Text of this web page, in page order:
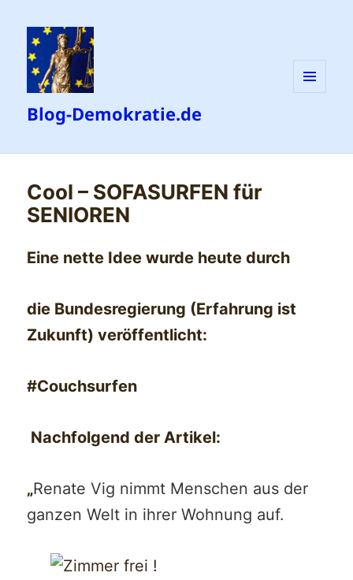
Blog-Demokratie.de
Cool – SOFASURFEN für
SENIOREN
Eine nette Idee wurde heute durch
die Bundesregierung (Erfahrung ist
Zukunft) veröffentlicht:
#Couchsurfen
Nachfolgend der Artikel:
„Renate Vig nimmt Menschen aus der
ganzen Welt in ihrer Wohnung auf.